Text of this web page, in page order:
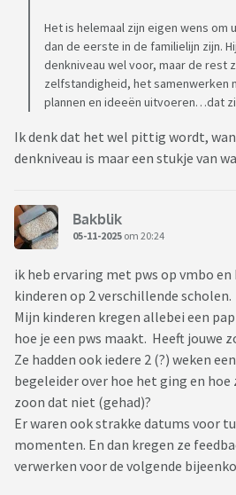
Het is helemaal zijn eigen wens
dan de eerste in de familielijn zijn.
denkniveau wel voor, maar de rest
zelfstandigheid, het samenwerken
plannen en ideeën uitvoeren…dat
Ik denk dat het wel pittig wordt,
denkniveau is maar een stukje van
Bakblik
05-11-2025 om 20:24
ik heb ervaring met pws op vmbo en
kinderen op 2 verschillende scholen.
Mijn kinderen kregen allebei een
hoe je een pws maakt. Heeft jouwe
Ze hadden ook iedere 2 (?) weken
begeleider over hoe het ging en hoe
zoon dat niet (gehad)?
Er waren ook strakke datums voor
momenten. En dan kregen ze
verwerken voor de volgende